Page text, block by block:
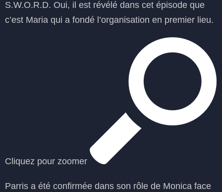
S.W.O.R.D. Oui, il est révélé dans cet épisode que
c’est Maria qui a fondé l’organisation en premier lieu.
Cliquez pour zoomer
Parris a été confirmée dans son rôle de Monica face